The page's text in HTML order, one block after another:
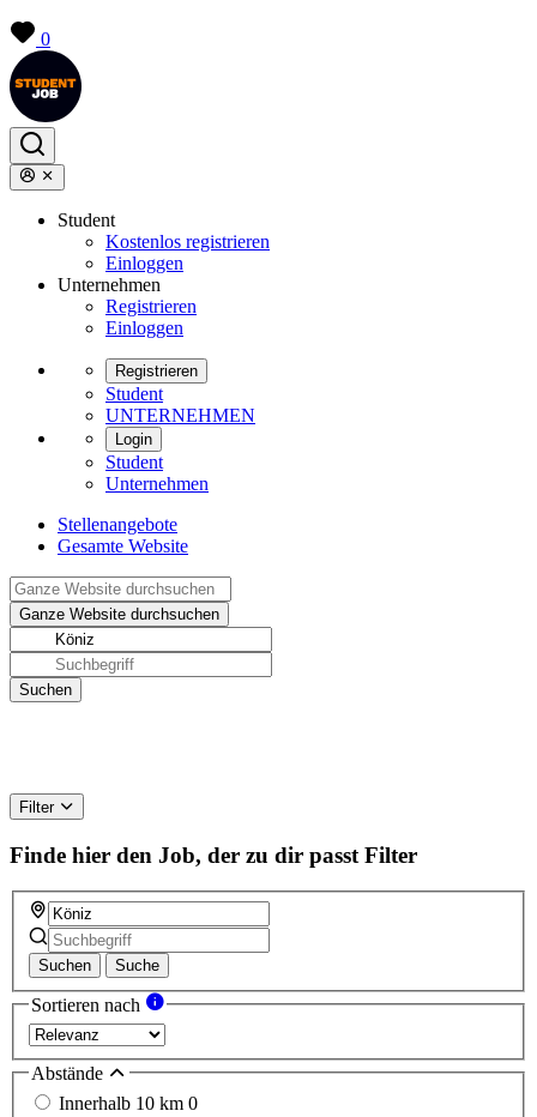
0
Student
Kostenlos registrieren
Einloggen
Unternehmen
Registrieren
Einloggen
Registrieren
Student
UNTERNEHMEN
Login
Student
Unternehmen
Stellenangebote
Gesamte Website
Filter
Finde hier den Job, der zu dir passt Filter
Suchen Suche
Sortieren nach
Abstände
Innerhalb 10 km 0